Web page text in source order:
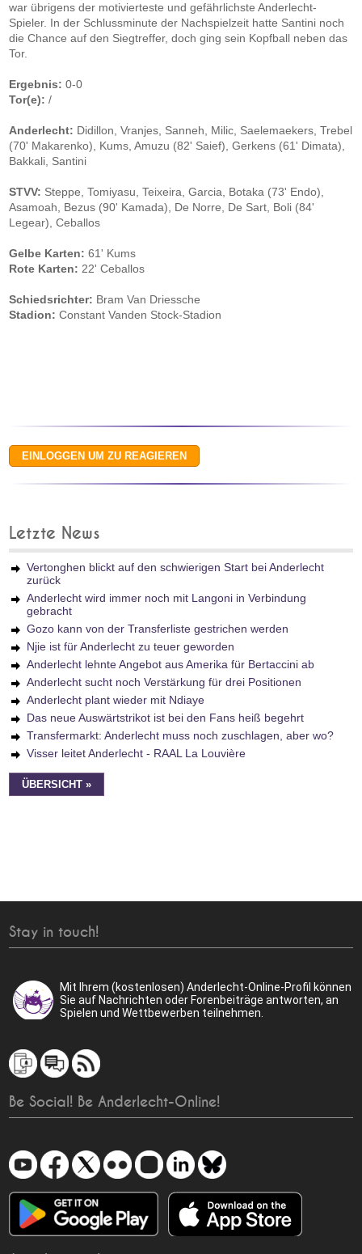
war übrigens der motivierteste und gefährlichste Anderlecht-
Spieler. In der Schlussminute der Nachspielzeit hatte Santini noch
die Chance auf den Siegtreffer, doch ging sein Kopfball neben das
Tor.
Ergebnis: 0-0
Tor(e): /
Anderlecht: Didillon, Vranjes, Sanneh, Milic, Saelemaekers, Trebel
(70' Makarenko), Kums, Amuzu (82' Saief), Gerkens (61' Dimata),
Bakkali, Santini
STVV: Steppe, Tomiyasu, Teixeira, Garcia, Botaka (73' Endo),
Asamoah, Bezus (90' Kamada), De Norre, De Sart, Boli (84'
Legear), Ceballos
Gelbe Karten: 61' Kums
Rote Karten: 22' Ceballos
Schiedsrichter: Bram Van Driessche
Stadion: Constant Vanden Stock-Stadion
Letzte News
Vertonghen blickt auf den schwierigen Start bei Anderlecht
zurück
Anderlecht wird immer noch mit Langoni in Verbindung
gebracht
Gozo kann von der Transferliste gestrichen werden
Njie ist für Anderlecht zu teuer geworden
Anderlecht lehnte Angebot aus Amerika für Bertaccini ab
Anderlecht sucht noch Verstärkung für drei Positionen
Anderlecht plant wieder mit Ndiaye
Das neue Auswärtstrikot ist bei den Fans heiß begehrt
Transfermarkt: Anderlecht muss noch zuschlagen, aber wo?
Visser leitet Anderlecht - RAAL La Louvière
ÜBERSICHT »
Stay in touch!
Mit Ihrem (kostenlosen) Anderlecht-Online-Profil können
Sie auf Nachrichten oder Forenbeiträge antworten, an
Spielen und Wettbewerben teilnehmen.
Be Social! Be Anderlecht-Online!